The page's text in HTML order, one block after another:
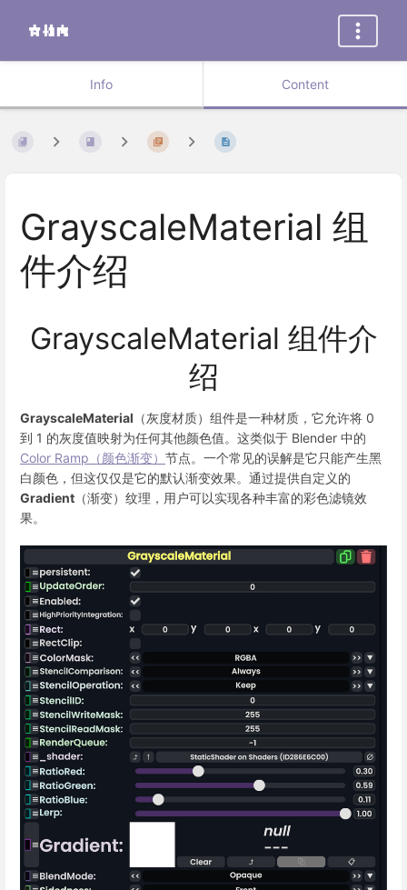
Info Content
GrayscaleMaterial 组
件介绍
GrayscaleMaterial 组件介
绍
GrayscaleMaterial （灰度材质）组件是一种材质，它允许将 0
到 1 的灰度值映射为任何其他颜色值。这类似于 Blender 中的
Color Ramp（颜色渐变） 节点。一个常见的误解是它只能产生黑
白颜色，但这仅仅是它的默认渐变效果。通过提供自定义的
Gradient （渐变）纹理，用户可以实现各种丰富的彩色滤镜效
果。